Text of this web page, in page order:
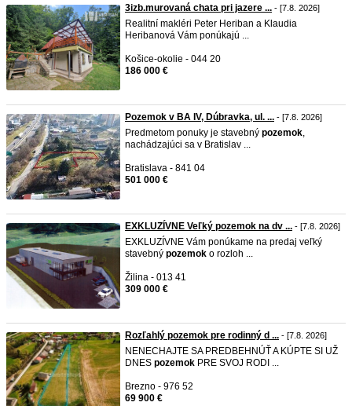
3izb.murovaná chata pri jazere ... - [7.8. 2026]
Realitní makléri Peter Heriban a Klaudia
Heribanová Vám ponúkajú ...
Košice-okolie - 044 20
186 000 €
Pozemok v BA IV, Dúbravka, ul. ... - [7.8. 2026]
Predmetom ponuky je stavebný pozemok,
nachádzajúci sa v Bratislav ...
Bratislava - 841 04
501 000 €
EXKLUZÍVNE Veľký pozemok na dv ... - [7.8. 2026]
EXKLUZÍVNE Vám ponúkame na predaj veľký
stavebný pozemok o rozloh ...
Žilina - 013 41
309 000 €
Rozľahlý pozemok pre rodinný d ... - [7.8. 2026]
NENECHAJTE SA PREDBEHNÚŤ A KÚPTE SI UŽ
DNES pozemok PRE SVOJ RODI ...
Brezno - 976 52
69 900 €